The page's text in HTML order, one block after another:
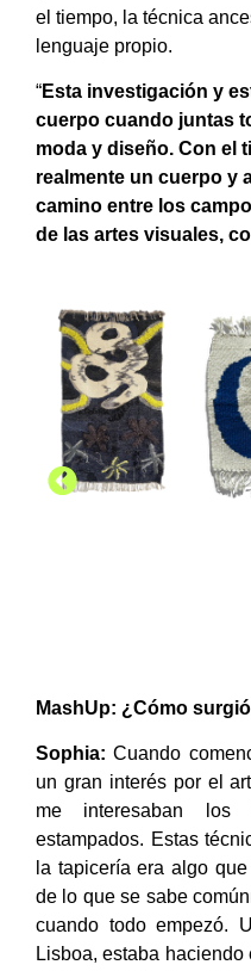
el tiempo, la técnica
lenguaje propio.
“Esta investigación y
cuerpo cuando juntas
moda y diseño. Con el
realmente un cuerpo y
camino entre los
de las artes visuales,
MashUp: ¿Cómo
Sophia: Cuando
un gran interés por el
me interesaban los
estampados. Estas
la tapicería era algo
de lo que se sabe
cuando todo empezó.
Lisboa, estaba